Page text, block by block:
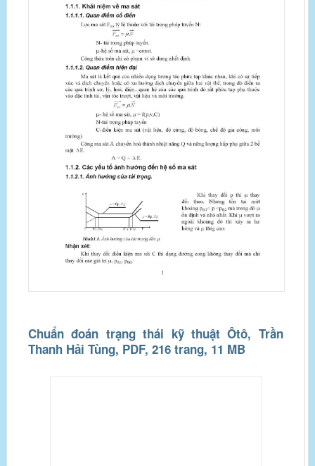
Chuẩn đoán trạng thái kỹ thuật Ôtô, Trần
Thanh Hải Tùng, PDF, 216 trang, 11 MB